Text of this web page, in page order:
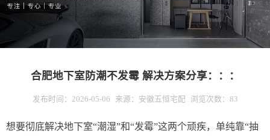
合肥地下室防潮不发霉 解决方案分享：：：
发布时间：2026-05-06 来源：安徽五恒宅配 浏览次数：83
想要彻底解决地下室“潮湿”和“发霉”这两个顽疾，单纯靠“抽